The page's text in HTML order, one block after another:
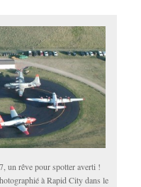
un rêve pour spotter averti !
à Rapid City dans le